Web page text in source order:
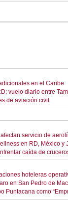
en el Caribe
vuelo diario entre
de aviación civil
servicio de
en RD, México y
caída de
hoteleras
en San Pedro de
Puntacana como